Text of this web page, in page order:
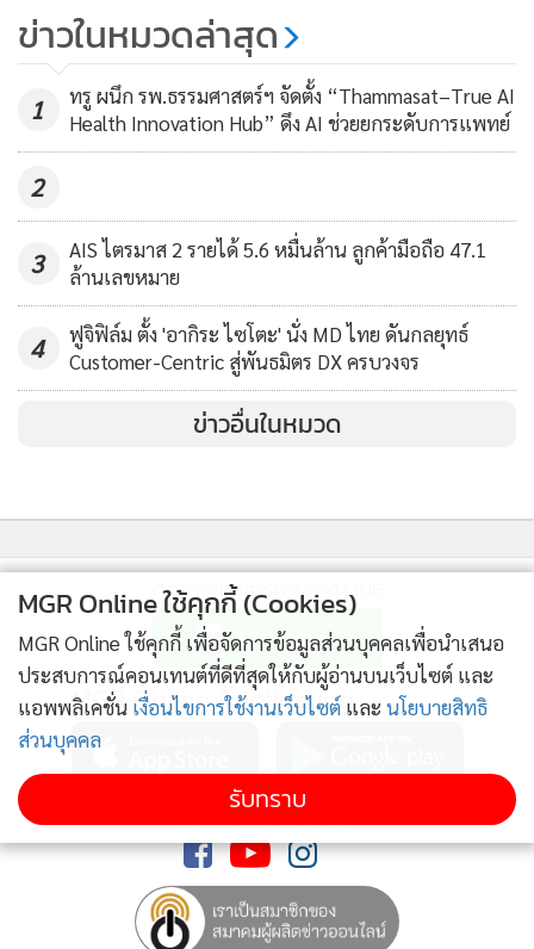
รวดเร็วมากเป็นพิเศษ ในขณะเดียวกัน ผู้บุกเบิกธุรกิจอีคอมเมิร์ซ
ยังคงสร้างฐานผู้ใช้ของตนในตลาดที่มั่นคงอย่างสหรัฐอเมริกาและ
จีน คาดว่าผู้ค้าปลีกยักษ์ใหญ่และผู้ค้ารายใหม่จะเติบโตบนช่อง
ทางดิจิทัลในฤดูกาลชอปปิ้งช่วงวันหยุดเทศกาลที่กำลังจะมาถึง
677
ตระหนก รับประกันไม่ล็อกดาวน์
รอบใหม่
ข่าวในหมวดล่าสุด
1
ทรู ผนึก รพ.ธรรมศาสตร์ฯ จัดตั้ง “Thammasat–True AI
Health Innovation Hub” ดึง AI ช่วยยกระดับการแพทย์
2
3
AIS ไตรมาส 2 รายได้ 5.6 หมื่นล้าน ลูกค้ามือถือ 47.1
ล้านเลขหมาย
4
ฟูจิฟิล์ม ตั้ง 'อากิระ ไซโตะ' นั่ง MD ไทย ดันกลยุทธ์
Customer-Centric สู่พันธมิตร DX ครบวงจร
ข่าวอื่นในหมวด
ติดตามข่าวสารผ่านทาง LINE
MGR Online Application
ติดตาม MGR Online
MGR Online ใช้คุกกี้ (Cookies)
MGR Online ใช้คุกกี้ เพื่อจัดการข้อมูลส่วนบุคคลเพื่อนำเสนอ
ประสบการณ์คอนเทนต์ที่ดีที่สุดให้กับผู้อ่านบนเว็บไซต์ และ
แอพพลิเคชั่น เงื่อนไขการใช้งานเว็บไซต์ และ นโยบายสิทธิ
ส่วนบุคคล
รับทราบ